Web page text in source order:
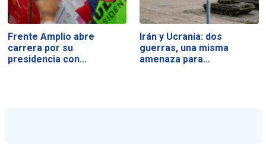
Frente Amplio abre
carrera por su
presidencia con…
Irán y Ucrania: dos
guerras, una misma
amenaza para…